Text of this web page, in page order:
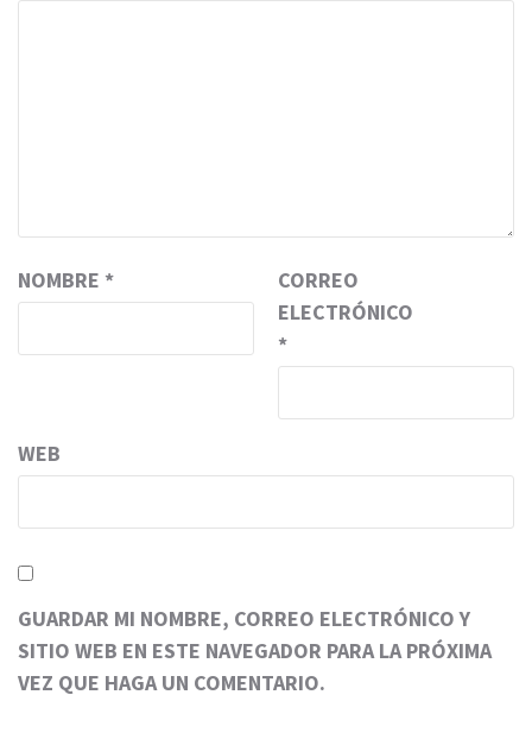
NOMBRE *
CORREO
ELECTRÓNICO
*
WEB
GUARDAR MI NOMBRE, CORREO ELECTRÓNICO Y
SITIO WEB EN ESTE NAVEGADOR PARA LA PRÓXIMA
VEZ QUE HAGA UN COMENTARIO.